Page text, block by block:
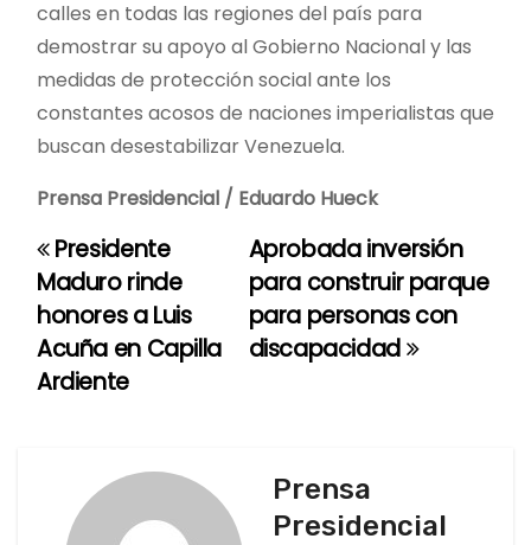
calles en todas las regiones del país para
demostrar su apoyo al Gobierno Nacional y las
medidas de protección social ante los
constantes acosos de naciones imperialistas que
buscan desestabilizar Venezuela.
Prensa Presidencial / Eduardo Hueck
N
a
v
Aprobada inversión
para construir parque
para personas con
discapacidad
Presidente
Maduro rinde
honores a Luis
Acuña en Capilla
Ardiente
Prensa
Presidencial